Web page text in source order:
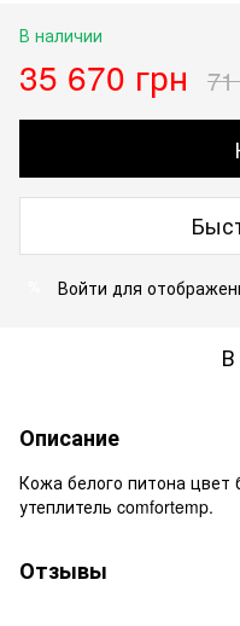
В наличии
35 670 грн
Войти для
Описание
Кожа белого питона цвет
утеплитель comfortemp.
Отзывы